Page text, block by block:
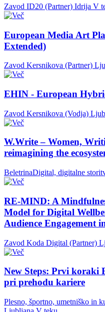
Zavod ID20 (Partner) Idrija V
European Media Art
Extended)
Zavod Kersnikova (Partner)
EHIN - European
Zavod Kersnikova (Vodja)
W.Write – Women,
reimagining the
BeletrinaDigital, digitalne
RE-MIND: A
Model for Digital
Audience Engagement
Zavod Koda Digital (Partner)
New Steps: Prvi koraki
pri prehodu kariere
Plesno, športno, umetniško in